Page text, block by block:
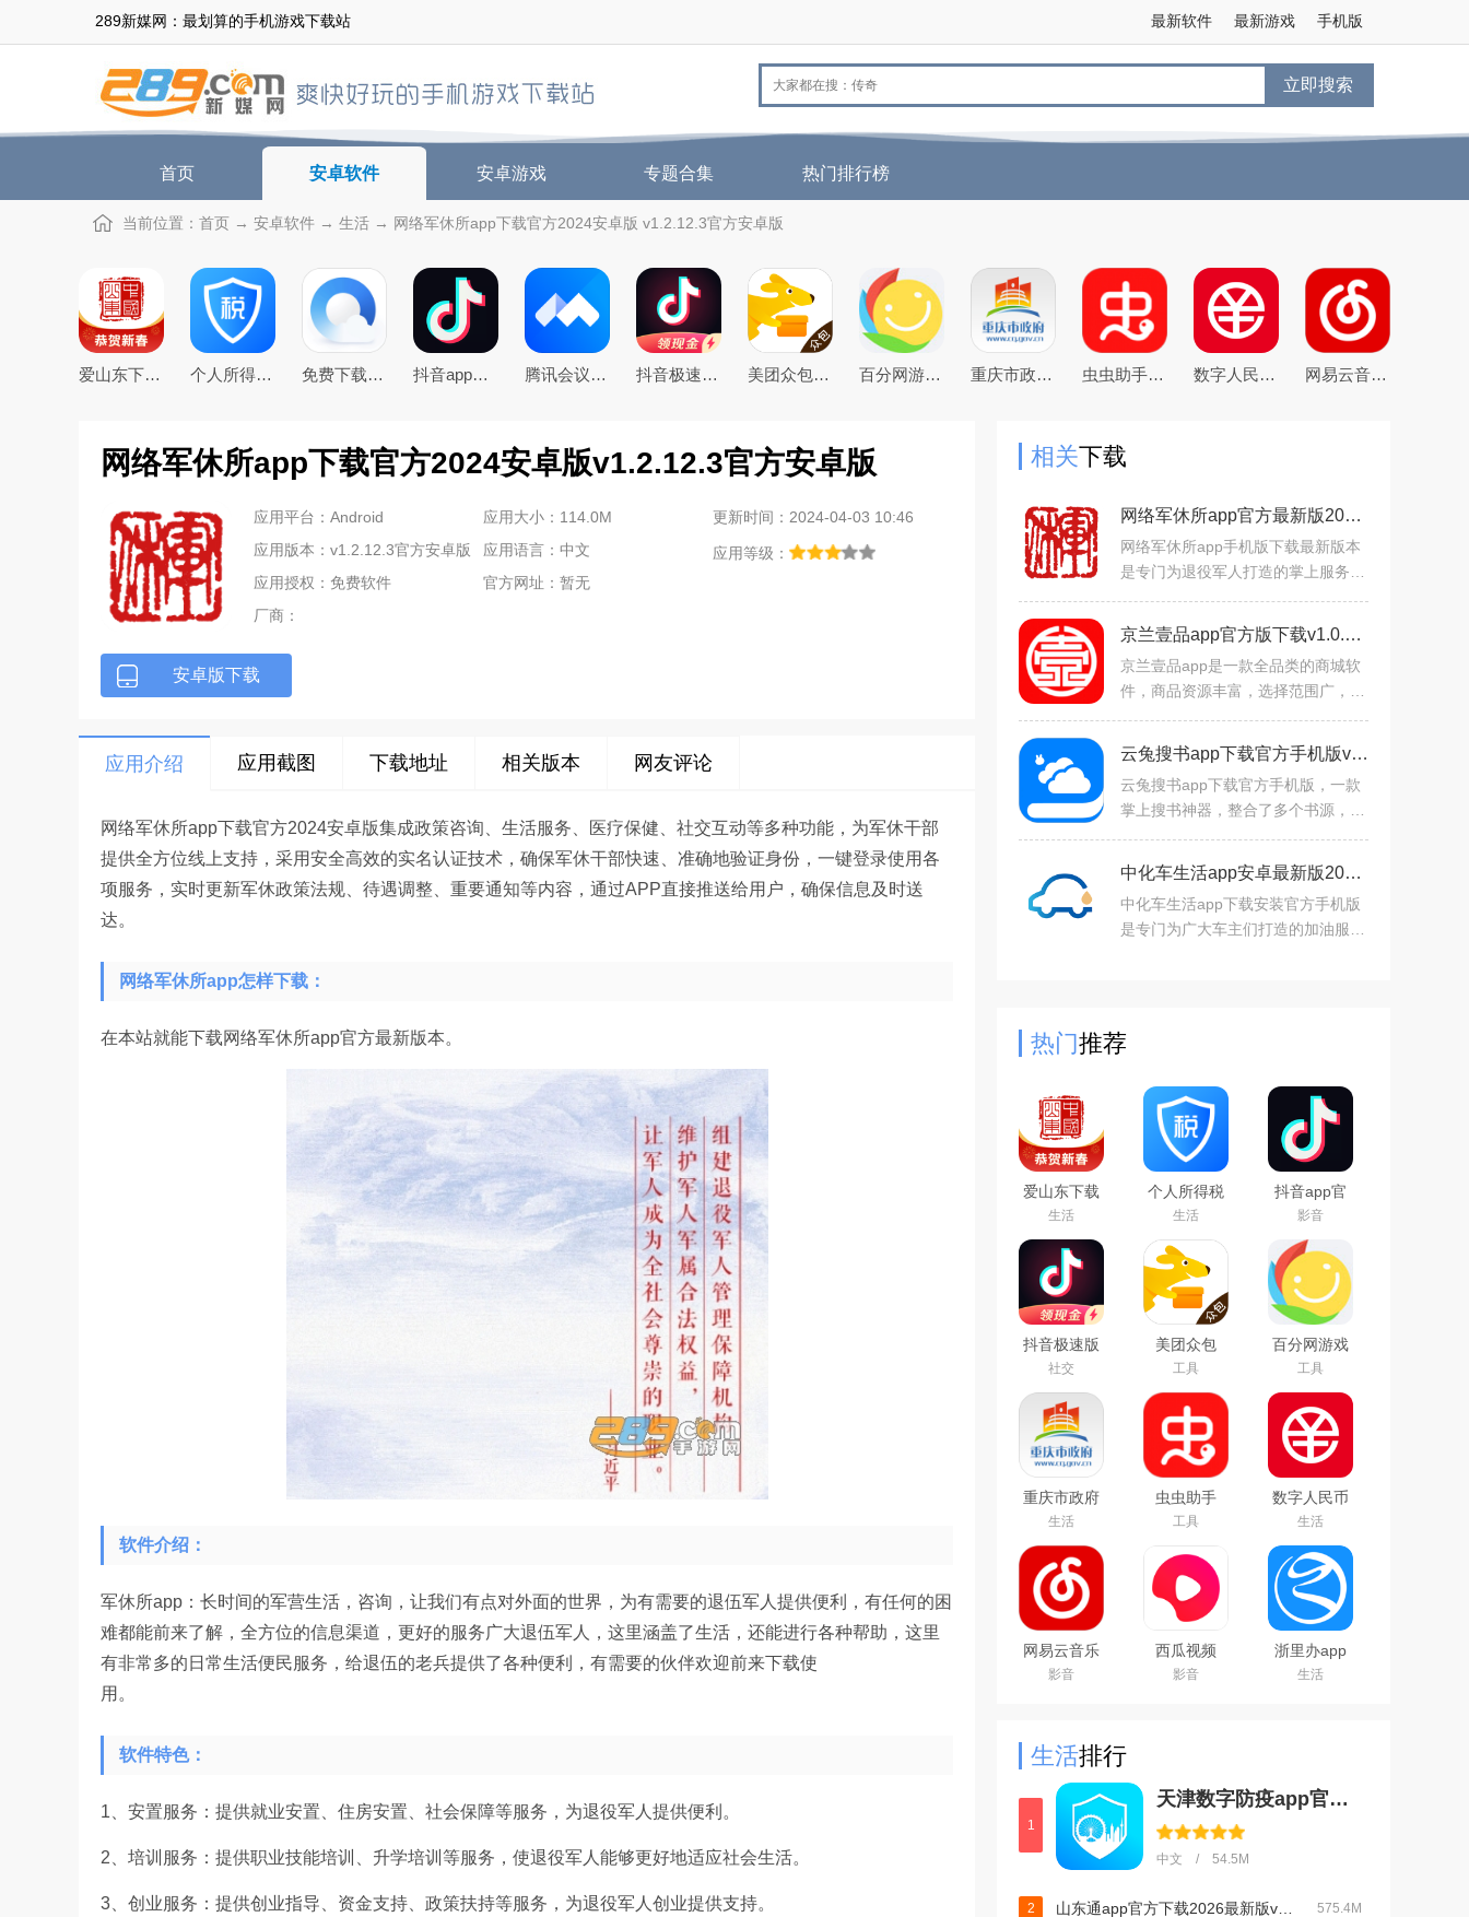
289新媒网：最划算的手机游戏下载站 手机版
最新游戏
最新软件
立即搜索
首页 安卓软件 安卓游戏 专题合集 热门排行榜
当前位置： 首页 → 安卓软件 → 生活 → 网络军休所app下载官方2024安卓版 v1.2.12.3官方安卓版
爱山东下载app官方最新版 个人所得税app下载安装官方2026最新版 免费下载2026最新版手机QQ浏览器 抖音app官方最新版本 腾讯会议app下载安装2026年官方免费版 抖音极速版免费下载2026最新版 美团众包app 百分网游戏盒子下载2026新版 重庆市政府渝快办app官方版 虫虫助手2026最新版游戏盒子 数字人民币试点版官方app安卓版 网易云音乐下载2025最新版
网络军休所app下载官方2024安卓版v1.2.12.3官方安卓版
应用平台：Android 应用大小：114.0M
更新时间：2024-04-03 10:46
应用版本：v1.2.12.3官方安卓版
应用语言：中文
应用等级：
应用授权：免费软件
官方网址：暂无
厂商：
安卓版下载
应用介绍 应用截图 下载地址 相关版本 网友评论
网络军休所app下载官方2024安卓版集成政策咨询、生活服务、医疗保健、社交互动等多种功能，为军休干部
提供全方位线上支持，采用安全高效的实名认证技术，确保军休干部快速、准确地验证身份，一键登录使用各
项服务，实时更新军休政策法规、待遇调整、重要通知等内容，通过APP直接推送给用户，确保信息及时送
达。
网络军休所app怎样下载：
在本站就能下载网络军休所app官方最新版本。
软件介绍：
军休所app：长时间的军营生活，咨询，让我们有点对外面的世界，为有需要的退伍军人提供便利，有任何的困
难都能前来了解，全方位的信息渠道，更好的服务广大退伍军人，这里涵盖了生活，还能进行各种帮助，这里
有非常多的日常生活便民服务，给退伍的老兵提供了各种便利，有需要的伙伴欢迎前来下载使
用。
软件特色：
1、安置服务：提供就业安置、住房安置、社会保障等服务，为退役军人提供便利。
2、培训服务：提供职业技能培训、升学培训等服务，使退役军人能够更好地适应社会生活。
3、创业服务：提供创业指导、资金支持、政策扶持等服务，为退役军人创业提供支持。
相关下载
网络军休所app官方最新版2024v1.2.12.3安卓版
网络军休所app手机版下载最新版本
是专门为退役军人打造的掌上服务平
军人福利信息，还提供了职业技能培
训、住房安置、社会保障、
京兰壹品app官方版下载v1.0.7安卓版
京兰壹品app是一款全品类的商城软
件，商品资源丰富，选择范围广，产
自己的需求，满足大家个性化的网购
需求，带来更多优质的服务
云兔搜书app下载官方手机版v3.5.2 安卓版
云兔搜书app下载官方手机版，一款
掌上搜书神器，整合了多个书源，用
等，超多热门小说内容一网打尽，还
能够整理到个人书架，自动
中化车生活app安卓最新版2024v1.4.1 安卓版
中化车生活app下载安装官方手机版
是专门为广大车主们打造的加油服务
热门推荐
爱山东下载
app官方最
新版
生活
个人所得税
app下载安
装官方2026
最新版
生活
抖音app官
方最新版本
影音
抖音极速版
免费下载
2026最新版
社交
美团众包
app
工具
百分网游戏
盒子下载
2026新版
工具
重庆市政府
渝快办app
官方版
生活
虫虫助手
2026最新版
游戏盒子
工具
数字人民币
试点版官方
app安卓版
生活
网易云音乐
下载2025最
新版
影音
西瓜视频
2024最新版
影音
浙里办app
官方下载
2026手机版
生活
生活排行
1
天津数字防疫app官方版下载安装2023最新版本v1.1.10官方版
中文 / 54.5M
2 575.4M